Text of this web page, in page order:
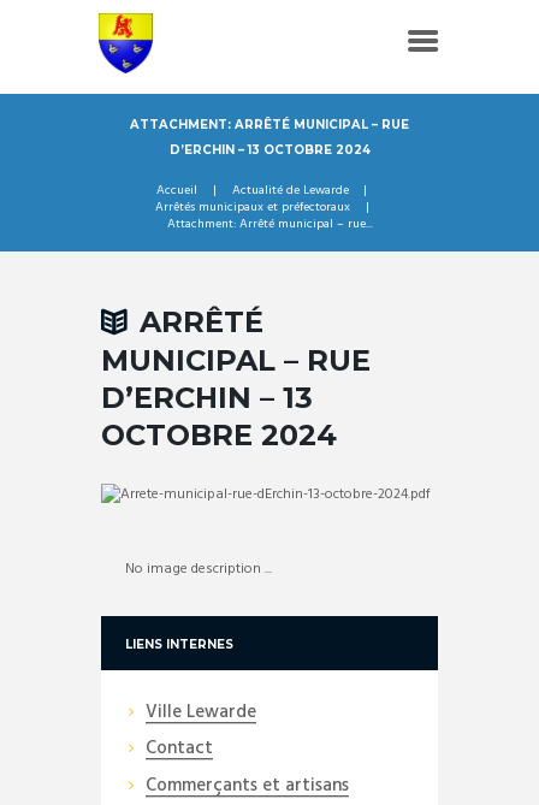
ATTACHMENT: ARRÊTÉ MUNICIPAL – RUE
D’ERCHIN – 13 OCTOBRE 2024
Accueil
Actualité de Lewarde
Arrêtés municipaux et préfectoraux
Attachment: Arrêté municipal – rue...
ARRÊTÉ
MUNICIPAL – RUE
D’ERCHIN – 13
OCTOBRE 2024
No image description ...
LIENS INTERNES
Ville Lewarde
Contact
Commerçants et artisans